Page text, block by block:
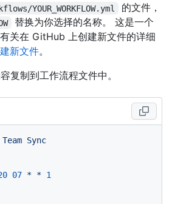
YOUR_WORKFLOW.yml
的文件，
替换为你选择的名称。 这是一个
关在 GitHub 上创建新文件的详细
新文件。
复制到工作流程文件中。
Team Sync
07 * * 1